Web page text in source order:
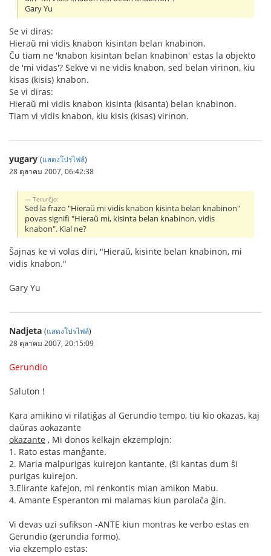
Gary Yu
Se vi diras:
Hieraŭ mi vidis knabon kisintan belan knabinon.
Ĉu tiam ne 'knabon kisintan belan knabinon' estas la objekto
de 'mi vidas'? Sekve vi ne vidis knabon, sed belan virinon, kiu
kisas (kisis) knabon.
Se vi diras:
Hieraŭ mi vidis knabon kisinta (kisanta) belan knabinon.
Tiam vi vidis knabon, kiu kisis (kisas) virinon.
yugary (แสดงโปรไฟล์)
28 ตุลาคม 2007, 06:42:38
Terurĉjo:
Sed la frazo "Hieraŭ mi vidis knabon kisinta belan knabinon"
povas signifi "Hieraŭ mi, kisinta belan knabinon, vidis
knabon". Kial ne?
Ŝajnas ke vi volas diri, "Hieraŭ, kisinte belan knabinon, mi
vidis knabon."
Gary Yu
Nadjeta (แสดงโปรไฟล์)
28 ตุลาคม 2007, 20:15:09
Gerundio
Saluton !
Kara amikino vi rilatiĝas al Gerundio tempo, tiu kio okazas, kaj
daŭras aokazante
okazante , Mi donos kelkajn ekzemplojn:
1. Rato estas manĝante.
2. Maria malpurigas kuirejon kantante. (ŝi kantas dum ŝi
purigas kuirejon.
3.Elirante kafejon, mi renkontis mian amikon Mabu.
4. Amante Esperanton mi malamas kiun parolaĉa ĝin.
Vi devas uzi sufikson -ANTE kiun montras ke verbo estas en
Gerundio (gerundia formo).
via ekzemplo estas: